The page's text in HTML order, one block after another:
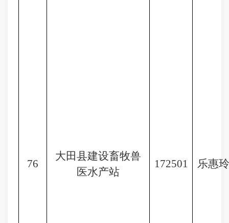
76
大田县建设畜牧兽
医水产站
172501 乐惠玲